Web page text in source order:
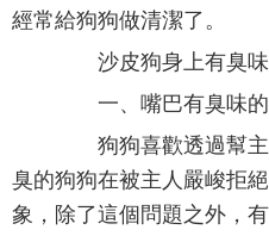
經常給狗狗做清潔了。
沙皮狗身上有臭味
一、嘴巴有臭味的
狗狗喜歡透過幫主
臭的狗狗在被主人嚴峻拒
象，除了這個問題之外，